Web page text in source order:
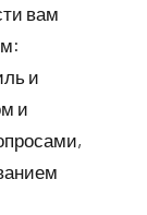
вам
и
и